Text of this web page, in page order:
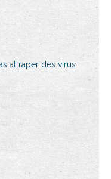
attraper des virus